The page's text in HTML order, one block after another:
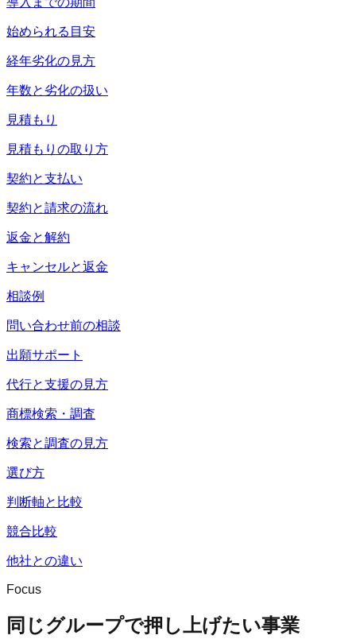
始められる目安
経年劣化の見方
年数と劣化の扱い
見積もり
見積もりの取り方
契約と支払い
契約と請求の流れ
返金と解約
キャンセルと返金
相談例
問い合わせ前の相談
出願サポート
代行と支援の見方
商標検索・調査
検索と調査の見方
選び方
判断軸と比較
競合比較
他社との違い
Focus
同じグループで押し上げたい事業